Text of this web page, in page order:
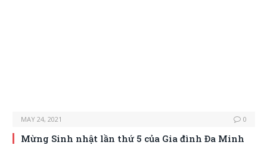
MAY 24, 2021 0
Mừng Sinh nhật lần thứ 5 của Gia đình Đa Minh